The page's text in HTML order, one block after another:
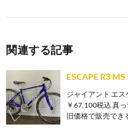
関連する記事
ESCAPE R3
ジャイアント エ
￥67,100税込 真
旧価格で販売で